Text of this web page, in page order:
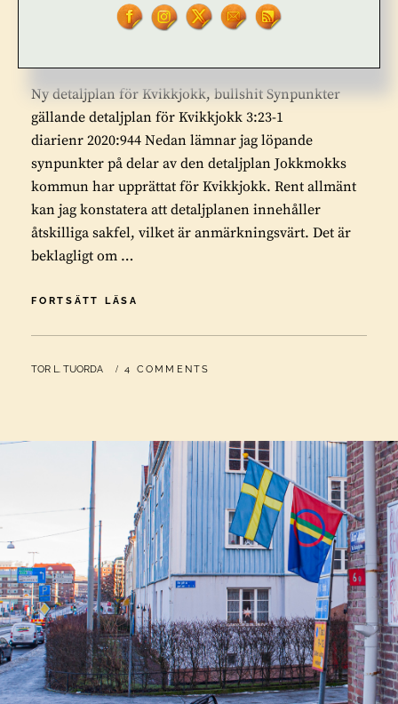
Ny detaljplan för Kvikkjokk, bullshit Synpunkter
gällande detaljplan för Kvikkjokk 3:23-1
diarienr 2020:944 Nedan lämnar jag löpande
synpunkter på delar av den detaljplan Jokkmokks
kommun har upprättat för Kvikkjokk. Rent allmänt
kan jag konstatera att detaljplanen innehåller
åtskilliga sakfel, vilket är anmärkningsvärt. Det är
beklagligt om …
FORTSÄTT LÄSA
FÖR
BULLSHIT
BY
TOR L. TUORDA 4 COMMENTS